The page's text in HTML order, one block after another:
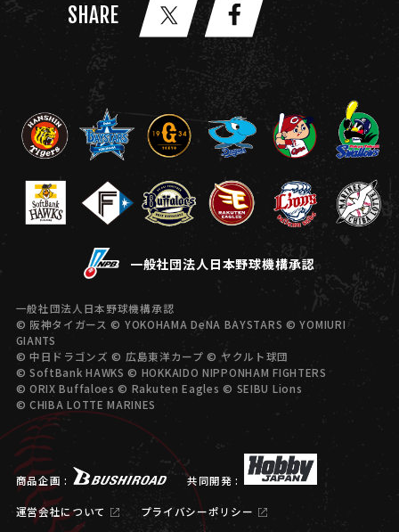
SHARE
一般社団法人日本野球機構承認
一般社団法人日本野球機構承認
© 阪神タイガース © YOKOHAMA DeNA BAYSTARS © YOMIURI
GIANTS
© 中日ドラゴンズ © 広島東洋カープ © ヤクルト球団
© SoftBank HAWKS © HOKKAIDO NIPPONHAM FIGHTERS
© ORIX Buffaloes © Rakuten Eagles © SEIBU Lions
© CHIBA LOTTE MARINES
商品企画 : 共同開発 :
運営会社について プライバシーポリシー